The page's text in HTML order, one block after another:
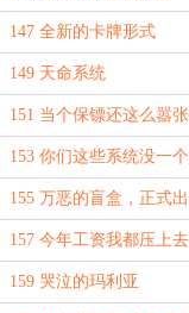
147 全新的卡牌形式
149 天命系统
151 当个保镖还这么嚣张
153 你们这些系统没一
155 万恶的盲盒，正式
157 今年工资我都压上去
159 哭泣的玛利亚